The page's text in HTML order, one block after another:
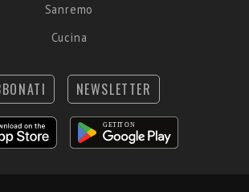
Sanremo
Cucina
NEWSLETTER